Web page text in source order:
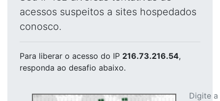
acessos suspeitos a sites hospedados
conosco.
Para liberar o acesso do IP 216.73.216.54,
responda ao desafio abaixo.
Digite